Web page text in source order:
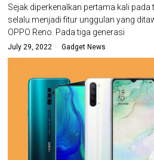
Sejak diperkenalkan pertama kali
selalu menjadi fitur unggulan yang
OPPO Reno. Pada tiga generasi
July 29, 2022 Gadget News